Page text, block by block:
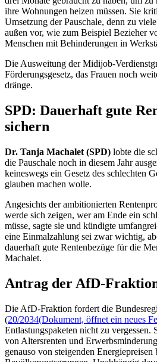
ihre Wohnungen heizen müssen. Sie
Umsetzung der Pauschale, denn zu
außen vor, wie zum Beispiel Bezieher
Menschen mit Behinderungen in
Die Ausweitung der Midijob-
Förderungsgesetz, das Frauen noch
dränge.
SPD: Dauerhaft gute
sichern
Dr. Tanja Machalet (SPD) lobte die
die Pauschale noch in diesem Jahr
keineswegs ein Gesetz des schlechten
glauben machen wolle.
Angesichts der ambitionierten
werde sich zeigen, wer am Ende ein
müsse, sagte sie und kündigte
eine Einmalzahlung sei zwar wichtig,
dauerhaft gute Rentenbezüge für die
Machalet.
Antrag der AfD-
Die AfD-Fraktion fordert die
(20/2034(Dokument, öffnet ein neues
Entlastungspaketen nicht zu vergessen.
von Altersrenten und
genauso von steigenden